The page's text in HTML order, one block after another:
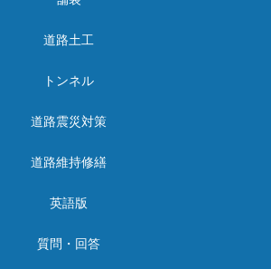
道路土工
トンネル
道路震災対策
道路維持修繕
英語版
質問・回答